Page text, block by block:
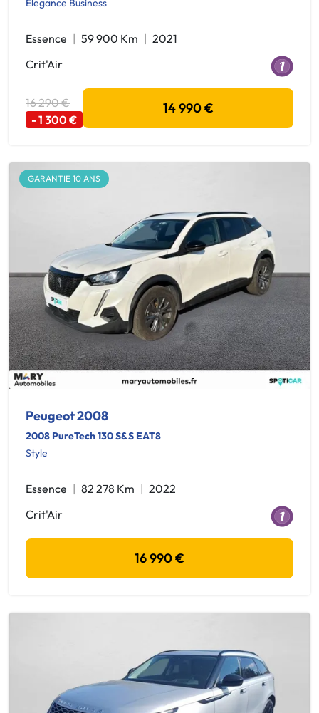
Elegance Business
Essence 59 900 Km
2021
Crit'Air
16 290 €
- 1 300 €
14 990 €
GARANTIE 10 ANS
Peugeot 2008
2008 PureTech 130 S&S EAT8
Style
Essence 82 278 Km
2022
Crit'Air
16 990 €